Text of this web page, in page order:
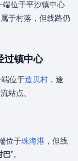
端位于平沙镇中心
于村落，但线路仍
过镇中心
端位于造贝村 ，途
站点。
位于珠海港 ，但线
巴”。